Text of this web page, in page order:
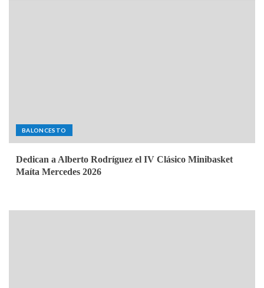
BALONCESTO
Dedican a Alberto Rodríguez el IV Clásico Minibasket
Maíta Mercedes 2026